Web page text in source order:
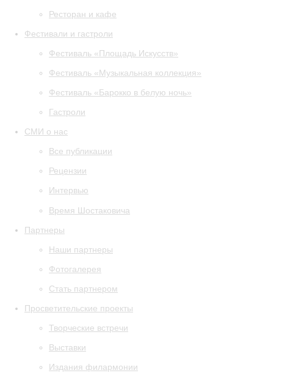
Ресторан и кафе
Фестивали и гастроли
Фестиваль «Площадь Искусств»
Фестиваль «Музыкальная коллекция»
Фестиваль «Барокко в белую ночь»
Гастроли
СМИ о нас
Все публикации
Рецензии
Интервью
Время Шостаковича
Партнеры
Наши партнеры
Фотогалерея
Стать партнером
Просветительские проекты
Творческие встречи
Выставки
Издания филармонии